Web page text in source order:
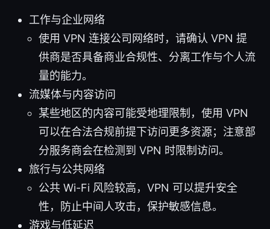
工作与企业网络
使用 VPN 连接公司网络时，请确认 VPN 提
供商是否具备商业合规性、分离工作与个人流
量的能力。
流媒体与内容访问
某些地区的内容可能受地理限制，使用 VPN
可以在合法合规前提下访问更多资源；注意部
分服务商会在检测到 VPN 时限制访问。
旅行与公共网络
公共 Wi-Fi 风险较高，VPN 可以提升安全
性，防止中间人攻击，保护敏感信息。
游戏与低延迟